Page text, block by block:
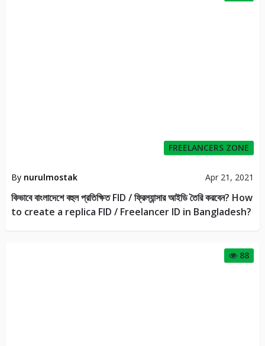
FREELANCERS ZONE
By nurulmostak Apr 21, 2021
কিভাবে বাংলাদেশে বহুল প্রতিক্ষিত FID / ফ্রিল্যান্সার আইডি তৈরি করবেন? How
to create a replica FID / Freelancer ID in Bangladesh?
88